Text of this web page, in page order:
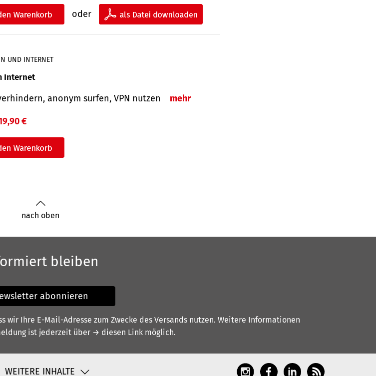
oder
UND INTERNET
Internet
anonym surfen, VPN nutzen mehr
€
nach oben
bleiben
abonnieren
Ihre E-Mail-Adresse zum Zwecke des Versands nutzen. Weitere Informationen
ist jederzeit über → diesen Link möglich.
WEITERE INHALTE